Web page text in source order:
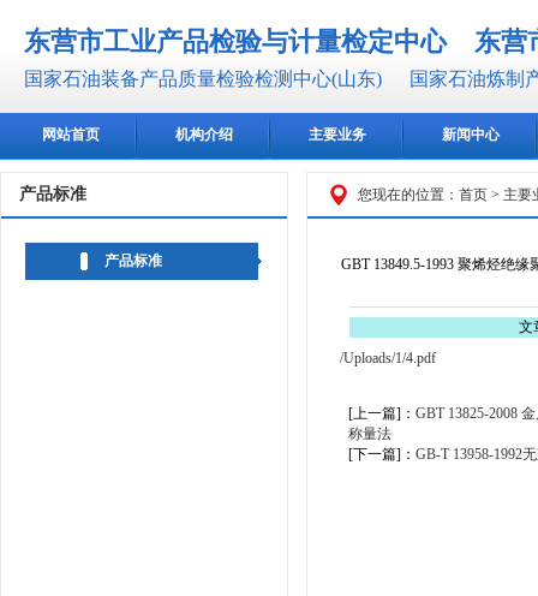
东营市工业产品检验与计量检定中心 东营
国家石油装备产品质量检验检测中心(山东) 国家石油炼制
网站首页 机构介绍 主要业务 新闻中心
产品标准
产品标准
您现在的位置： 首页 > 主要
GBT 13849.5-1993 聚烯烃绝
文
/Uploads/1/4.pdf
[上一篇]：GBT 13825-2008
称量法
[下一篇]：GB-T 13958-1992